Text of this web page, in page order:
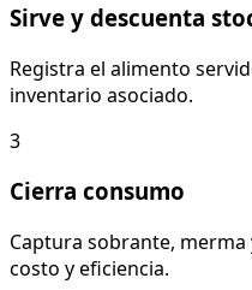
Sirve y descuenta
Registra el alimento
inventario asociado.
3
Cierra consumo
Captura sobrante,
costo y eficiencia.